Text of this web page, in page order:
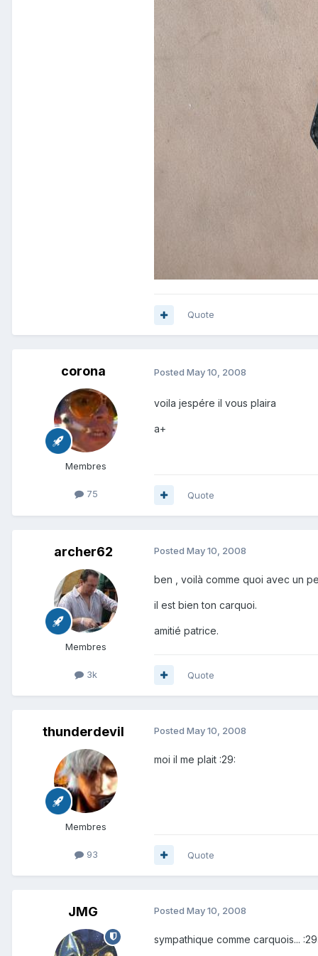
Quote
corona
Membres
75
Posted May 10, 2008
voila jespére il vous plaira
a+
Quote
archer62
Membres
3k
Posted May 10, 2008
ben , voilà comme quoi avec un
il est bien ton carquoi.
amitié patrice.
Quote
thunderdevil
Membres
93
Posted May 10, 2008
moi il me plait :29:
Quote
JMG Posted May 10, 2008
sympathique comme carquois...